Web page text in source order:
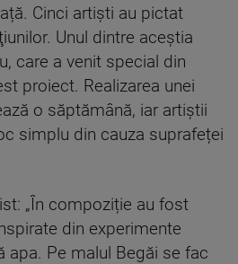
Cinci artişti au pictat
Unul dintre aceștia
care a venit special din
proiect. Realizarea unei
o săptămână, iar artiștii
simplu din cauza suprafeței
„În compoziție au fost
din experimente
apa. Pe malul Begăi se fac